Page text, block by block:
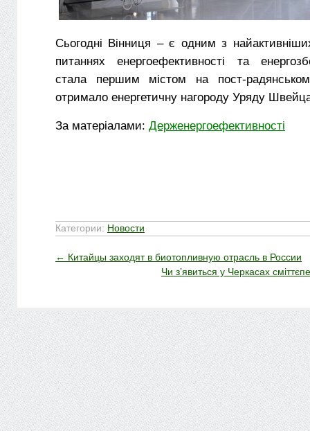
Сьогодні Вінниця – є одним з
питаннях енергоефективності та
стала першим містом на пост-
отримало енергетичну нагороду Уряду
За матеріалами: Держенергоефективності
Категории: Новости
← Китайцы заходят в биотопливную отрасль в России
Чи з’явиться у Черкасах